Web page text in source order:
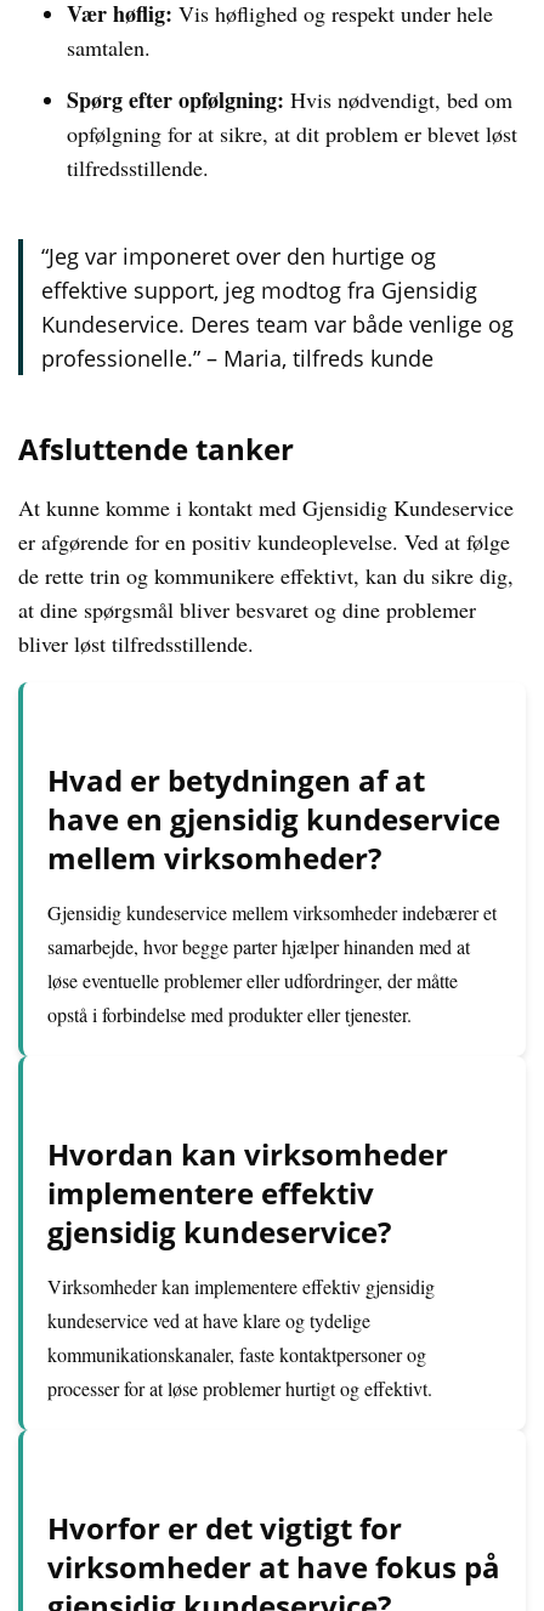
Vær høflig: Vis høflighed og respekt under hele
samtalen.
Spørg efter opfølgning: Hvis nødvendigt, bed om
opfølgning for at sikre, at dit problem er blevet løst
tilfredsstillende.
“Jeg var imponeret over den hurtige og
effektive support, jeg modtog fra Gjensidig
Kundeservice. Deres team var både venlige og
professionelle.” – Maria, tilfreds kunde
Afsluttende tanker
At kunne komme i kontakt med Gjensidig Kundeservice
er afgørende for en positiv kundeoplevelse. Ved at følge
de rette trin og kommunikere effektivt, kan du sikre dig,
at dine spørgsmål bliver besvaret og dine problemer
bliver løst tilfredsstillende.
Hvad er betydningen af at
have en gjensidig kundeservice
mellem virksomheder?
Gjensidig kundeservice mellem virksomheder indebærer et
samarbejde, hvor begge parter hjælper hinanden med at
løse eventuelle problemer eller udfordringer, der måtte
opstå i forbindelse med produkter eller tjenester.
Hvordan kan virksomheder
implementere effektiv
gjensidig kundeservice?
Virksomheder kan implementere effektiv gjensidig
kundeservice ved at have klare og tydelige
kommunikationskanaler, faste kontaktpersoner og
processer for at løse problemer hurtigt og effektivt.
Hvorfor er det vigtigt for
virksomheder at have fokus på